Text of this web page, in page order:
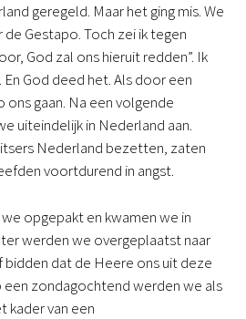
geregeld. Maar het ging mis. We
Gestapo. Toch zei ik tegen
God zal ons hieruit redden”. Ik
God deed het. Als door een
gaan. Na een volgende
uiteindelijk in Nederland aan.
Nederland bezetten, zaten
voortdurend in angst.
opgepakt en kwamen we in
werden we overgeplaatst naar
bidden dat de Heere ons uit deze
zondagochtend werden we als
kader van een